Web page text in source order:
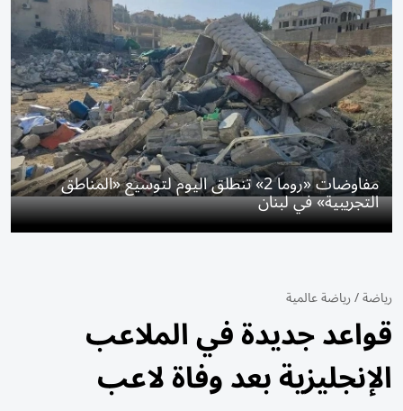
مفاوضات «روما 2» تنطلق اليوم لتوسيع «المناطق
التجريبية» في لبنان
رياضة/رياضة عالمية
قواعد جديدة في الملاعب
الإنجليزية بعد وفاة لاعب